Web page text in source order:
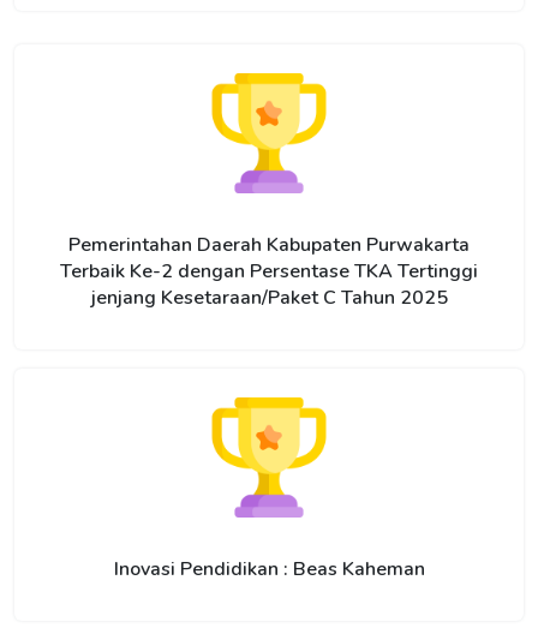
Pemerintahan Daerah Kabupaten Purwakarta
Terbaik Ke-2 dengan Persentase TKA Tertinggi
jenjang Kesetaraan/Paket C Tahun 2025
Inovasi Pendidikan : Beas Kaheman